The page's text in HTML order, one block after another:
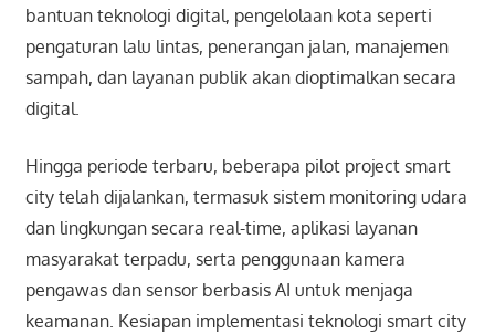
bantuan teknologi digital, pengelolaan kota seperti
pengaturan lalu lintas, penerangan jalan, manajemen
sampah, dan layanan publik akan dioptimalkan secara
digital.
Hingga periode terbaru, beberapa pilot project smart
city telah dijalankan, termasuk sistem monitoring udara
dan lingkungan secara real-time, aplikasi layanan
masyarakat terpadu, serta penggunaan kamera
pengawas dan sensor berbasis AI untuk menjaga
keamanan. Kesiapan implementasi teknologi smart city